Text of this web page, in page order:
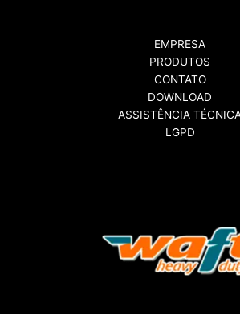
EMPRESA
PRODUTOS
CONTATO
DOWNLOAD
ASSISTÊNCIA
LGPD